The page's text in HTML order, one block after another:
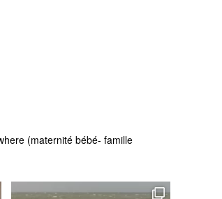
(maternité bébé- famille